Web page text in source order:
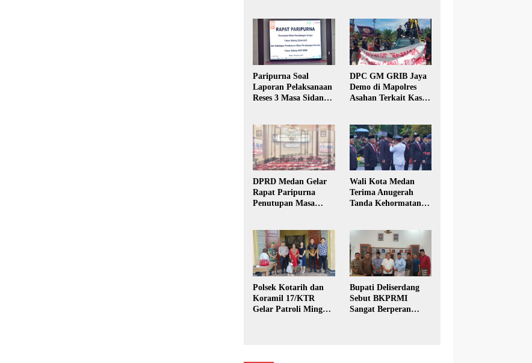
Paripurna Soal
Laporan Pelaksanaan
Reses 3 Masa Sidang
DPC GM GRIB Jaya
Demo di Mapolres
Asahan Terkait Kasus
DPRD Medan Gelar
Rapat Paripurna
Penutupan Masa
Wali Kota Medan
Terima Anugerah
Tanda Kehormatan
Polsek Kotarih dan
Koramil 17/KTR
Gelar Patroli Minggu
Bupati Deliserdang
Sebut BKPRMI
Sangat Berperan